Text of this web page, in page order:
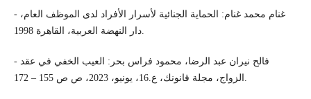
- غنام محمد غنام: الحماية الجنائية لأسرار الأفراد لدى الموظف العام،
دار النهضة العربية، القاهرة 1998.
- فالح نيران عبد الرضا، محمود فراس بحر: العيب الخفي في عقد
الزواج، مجلة قانونك، ع.16، يونيو، 2023، ص ص 155 – 172.